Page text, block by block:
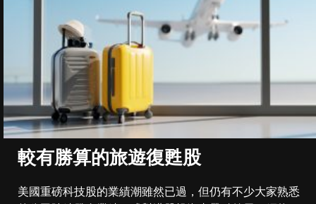
較有勝算的旅遊復甦股
美國重磅科技股的業績潮雖然已過，但仍有不少大家熟悉